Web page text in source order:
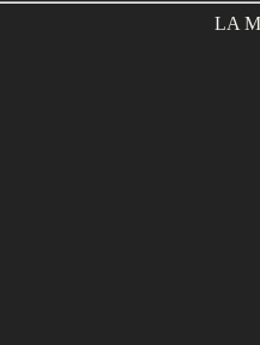
LA